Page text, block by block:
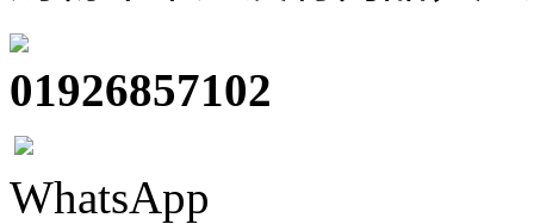
01926857102
WhatsApp